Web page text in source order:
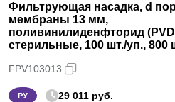
Фильтрующая насадка, d
мембраны 13 мм,
поливинилиденфторид
стерильные, 100 шт./уп., 800
FPV103013
РУ 29 011 руб.